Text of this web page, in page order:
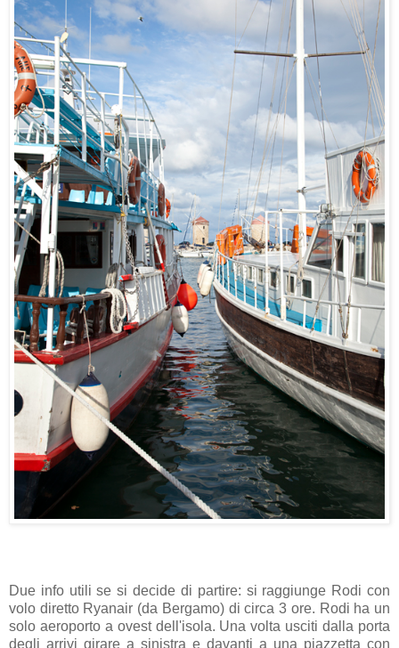
Due info utili se si decide di partire: si raggiunge Rodi con
volo diretto Ryanair (da Bergamo) di circa 3 ore. Rodi ha un
solo aeroporto a ovest dell'isola. Una volta usciti dalla porta
degli arrivi girare a sinistra e davanti a una piazzetta con